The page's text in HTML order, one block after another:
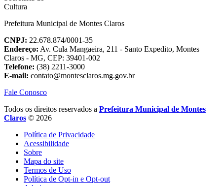
Prefeitura Municipal de Montes Claros
CNPJ: 22.678.874/0001-35
Endereço: Av. Cula Mangaeira, 211 - Santo Expedito, Montes
Claros - MG, CEP: 39401-002
Telefone: (38) 2211-3000
E-mail: contato@montesclaros.mg.gov.br
Fale Conosco
Todos os direitos reservados a Prefeitura Municipal de Montes
Claros © 2026
Política de Privacidade
Acessibilidade
Sobre
Mapa do site
Termos de Uso
Política de Opt-in e Opt-out